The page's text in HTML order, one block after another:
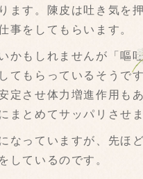
ます。陳皮は吐き気を押
事をしてもらいます。
もしれませんが「嘔
てもらっているそうで
定させ体力増進作用も
まとめてサッパリさせま
なっていますが、先ほ
しているのです。